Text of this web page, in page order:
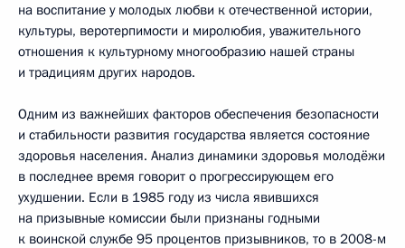
на воспитание у молодых любви к отечественной истории,
культуры, веротерпимости и миролюбия, уважительного
отношения к культурному многообразию нашей страны
и традициям других народов.
Одним из важнейших факторов обеспечения безопасности
и стабильности развития государства является состояние
здоровья населения. Анализ динамики здоровья молодёжи
в последнее время говорит о прогрессирующем его
ухудшении. Если в 1985 году из числа явившихся
на призывные комиссии были признаны годными
к воинской службе 95 процентов призывников, то в 2008-м